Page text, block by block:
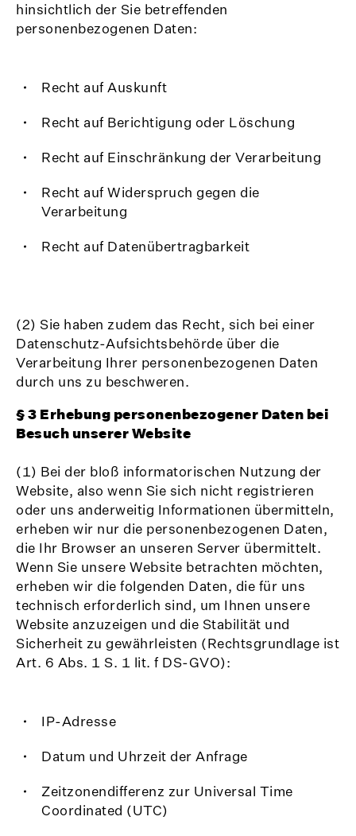
hinsichtlich der Sie betreffenden
personenbezogenen Daten:
Recht auf Auskunft
Recht auf Berichtigung oder Löschung
Recht auf Einschränkung der Verarbeitung
Recht auf Widerspruch gegen die
Verarbeitung
Recht auf Datenübertragbarkeit
(2) Sie haben zudem das Recht, sich bei einer
Datenschutz-Aufsichtsbehörde über die
Verarbeitung Ihrer personenbezogenen Daten
durch uns zu beschweren.
§ 3 Erhebung personenbezogener Daten bei
Besuch unserer Website
(1) Bei der bloß informatorischen Nutzung der
Website, also wenn Sie sich nicht registrieren
oder uns anderweitig Informationen übermitteln,
erheben wir nur die personenbezogenen Daten,
die Ihr Browser an unseren Server übermittelt.
Wenn Sie unsere Website betrachten möchten,
erheben wir die folgenden Daten, die für uns
technisch erforderlich sind, um Ihnen unsere
Website anzuzeigen und die Stabilität und
Sicherheit zu gewährleisten (Rechtsgrundlage ist
Art. 6 Abs. 1 S. 1 lit. f DS-GVO):
IP-Adresse
Datum und Uhrzeit der Anfrage
Zeitzonendifferenz zur Universal Time
Coordinated (UTC)